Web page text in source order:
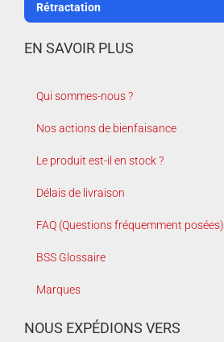
Rétractation
EN SAVOIR PLUS
Qui sommes-nous ?
Nos actions de bienfaisance
Le produit est-il en stock ?
Délais de livraison
FAQ (Questions fréquemment posées)
BSS Glossaire
Marques
NOUS EXPÉDIONS VERS